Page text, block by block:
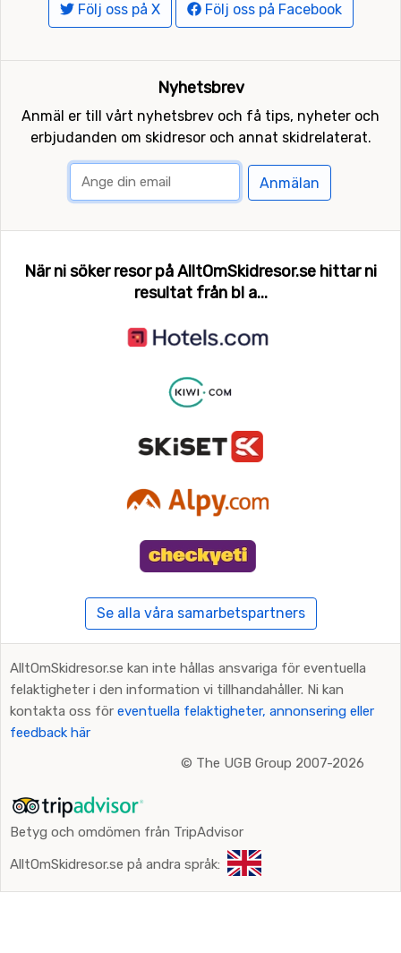
Följ oss på X Följ oss på Facebook
Nyhetsbrev
Anmäl er till vårt nyhetsbrev och få tips, nyheter och
erbjudanden om skidresor och annat skidrelaterat.
Anmälan
När ni söker resor på AlltOmSkidresor.se hittar ni
resultat från bl a...
Se alla våra samarbetspartners
AlltOmSkidresor.se kan inte hållas ansvariga för eventuella
felaktigheter i den information vi tillhandahåller. Ni kan
kontakta oss för eventuella felaktigheter, annonsering eller
feedback här
© The UGB Group 2007-2026
Betyg och omdömen från TripAdvisor
AlltOmSkidresor.se på andra språk: